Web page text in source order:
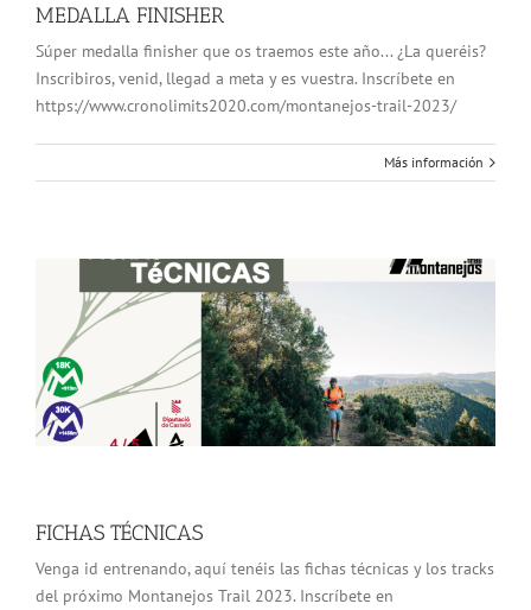
MEDALLA FINISHER
Súper medalla finisher que os traemos este año... ¿La queréis?
Inscribiros, venid, llegad a meta y es vuestra. Inscríbete en
https://www.cronolimits2020.com/montanejos-trail-2023/
Más información
FICHAS TÉCNICAS
Venga id entrenando, aquí tenéis las fichas técnicas y los tracks
del próximo Montanejos Trail 2023. Inscríbete en